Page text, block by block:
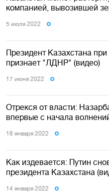
компанией, вывозившей
5 июля 2022
Президент Казахстана
признает "ЛДНР" (видео)
17 июня 2022
Отрекся от власти:
впервые с начала
18 января 2022
Как издевается: Путин
президента Казахстана
14 января 2022